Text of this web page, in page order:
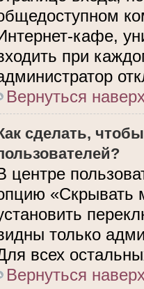
кафе,
при
Вернуться
сделать,
центре
«Скрывать
только
всех
Вернуться